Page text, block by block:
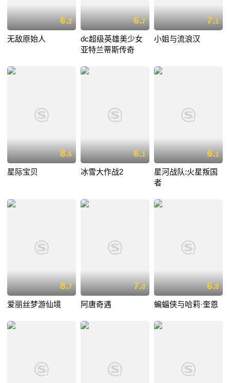
6.2
无敌原始人
6.7
dc超级英雄美少女
亚特兰蒂斯传奇
7.1
小姐与流浪汉
8.6
星际宝贝
6.1
冰雪大作战2
6.1
星河战队:火星叛国
者
8.7
爱丽丝梦游仙境
7.0
阿唐奇遇
6.8
蝙蝠侠与哈莉·奎恩